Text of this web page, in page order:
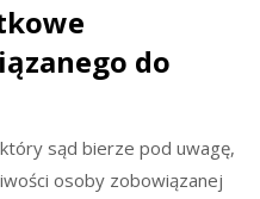
do
sąd bierze pod uwagę,
osoby zobowiązanej